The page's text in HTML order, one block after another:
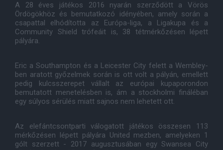
A 28 éves játékos 2016 nyarán szerződött a Vörös
Ördögökhöz és bemutatkozó idényében, amely során a
csapattal elhódította az Európa-liga, a Ligakupa és a
Community Shield trófeáit is, 38 tétmérkőzésen lépett
pályára.
Eric a Southampton és a Leicester City felett a Wembley-
ben aratott győzelmek során is ott volt a pályán, emellett
pedig kulcsszerepet vállalt az európai kupaporondon
bemutatott menetelésben is, ám a stockholmi fináléban
egy súlyos sérülés miatt sajnos nem lehetett ott.
Az elefántcsontparti válogatott játékos összesen 113
mérkőzésen lépett pályára United mezben, amelyeken 1
gólt szerzett - 2017 augusztusában egy Swansea City